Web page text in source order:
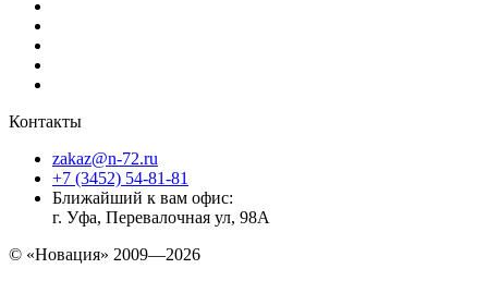
Контакты
zakaz@n-72.ru
+7 (3452) 54-81-81
Ближайший к вам офис:
г. Уфа, Перевалочная ул, 98А
© «Новация» 2009—2026